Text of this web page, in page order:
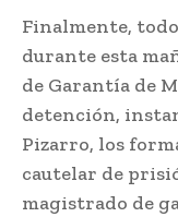
Finalmente,
durante esta
de Garantía de
detención,
Pizarro, los
cautelar de
magistrado de